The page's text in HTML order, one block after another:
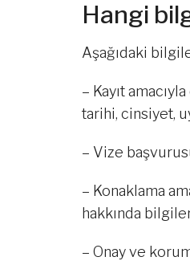
Hangi
Aşağıdaki
– Kayıt
tarihi, cinsiyet,
– Vize
– Konaklama
hakkında
– Onay ve